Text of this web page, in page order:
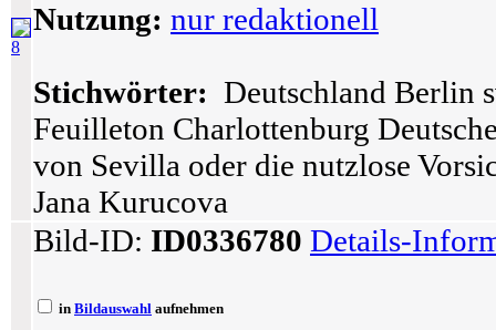
8
Nutzung: nur redaktionell
Stichwörter: Deutschland Berlin
Feuilleton Charlottenburg
von Sevilla oder die nutzlose
Jana Kurucova
Bild-ID: ID0336780 Details-
in Bildauswahl aufnehmen